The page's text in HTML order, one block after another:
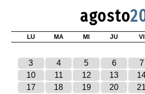
agosto
LU MA MI JU VI
3
4 5 6 7
10
11 12 13
17
18 19 20